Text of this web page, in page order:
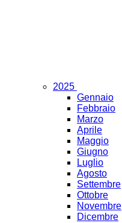
2025
Gennaio
Febbraio
Marzo
Aprile
Maggio
Giugno
Luglio
Agosto
Settembre
Ottobre
Novembre
Dicembre